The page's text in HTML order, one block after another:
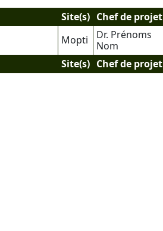
Site(s) Chef de projet
Site(s) Chef de projet
Mopti
Dr. Prénoms
Nom